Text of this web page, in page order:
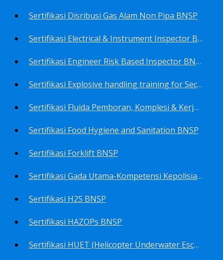
Sertifikasi Disribusi Gas Alam Non Pipa BNSP
Sertifikasi Electrical & Instrument Inspector BNSP
Sertifikasi Engineer Risk Based Inspector BNSP
Sertifikasi Explosive handling training for Security staffs BNSP
Sertifikasi Fluida Pemboran, Komplesi & Kerja Ulang Sumur BNSP
Sertifikasi Food Hygiene and Sanitation BNSP
Sertifikasi Forklift BNSP
Sertifikasi Gada Utama-Kompetensi Kepolisian Terbatas Sektor Industri Migas BNSP
Sertifikasi H2S BNSP
Sertifikasi HAZOPs BNSP
Sertifikasi HUET (Helicopter Underwater Escape Training) BNSP